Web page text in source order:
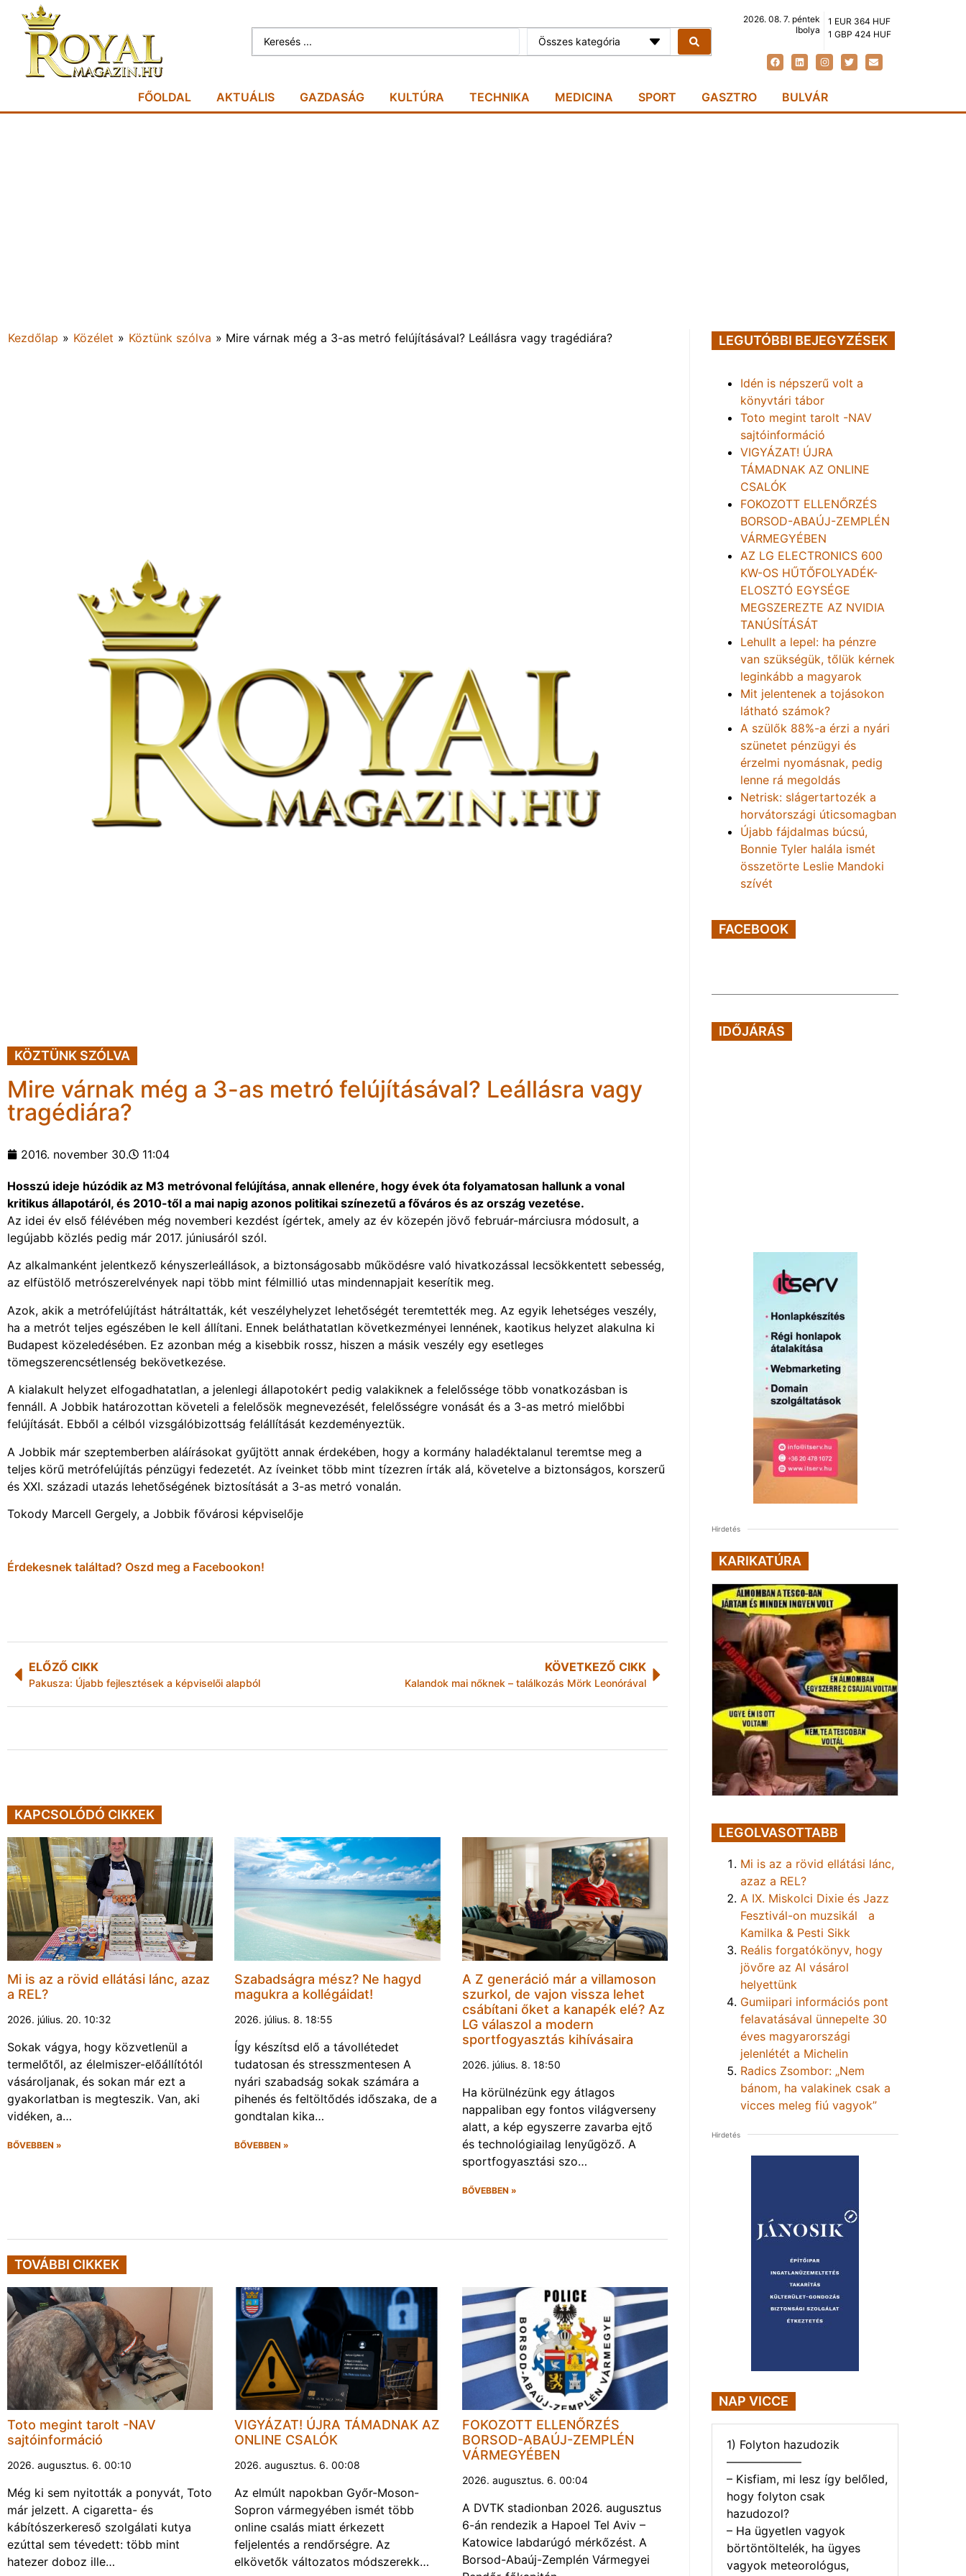
Összes kategória
2026. 08. 7. péntek
Ibolya
1 EUR 364 HUF
1 GBP 424 HUF
FŐOLDAL AKTUÁLIS GAZDASÁG KULTÚRA TECHNIKA MEDICINA SPORT GASZTRO BULVÁR
Kezdőlap » Közélet » Köztünk szólva » Mire várnak még a 3-as metró felújításával? Leállásra vagy tragédiára?
KÖZTÜNK SZÓLVA
Mire várnak még a 3-as metró felújításával? Leállásra vagy
tragédiára?
2016. november 30. 11:04
Hosszú ideje húzódik az M3 metróvonal felújítása, annak ellenére, hogy évek óta folyamatosan hallunk a vonal
kritikus állapotáról, és 2010-től a mai napig azonos politikai színezetű a főváros és az ország vezetése.
Az idei év első félévében még novemberi kezdést ígértek, amely az év közepén jövő február-márciusra módosult, a
legújabb közlés pedig már 2017. júniusáról szól.
Az alkalmanként jelentkező kényszerleállások, a biztonságosabb működésre való hivatkozással lecsökkentett sebesség,
az elfüstölő metrószerelvények napi több mint félmillió utas mindennapjait keserítik meg.
Azok, akik a metrófelújítást hátráltatták, két veszélyhelyzet lehetőségét teremtették meg. Az egyik lehetséges veszély,
ha a metrót teljes egészében le kell állítani. Ennek beláthatatlan következményei lennének, kaotikus helyzet alakulna ki
Budapest közeledésében. Ez azonban még a kisebbik rossz, hiszen a másik veszély egy esetleges
tömegszerencsétlenség bekövetkezése.
A kialakult helyzet elfogadhatatlan, a jelenlegi állapotokért pedig valakiknek a felelőssége több vonatkozásban is
fennáll. A Jobbik határozottan követeli a felelősök megnevezését, felelősségre vonását és a 3-as metró mielőbbi
felújítását. Ebből a célból vizsgálóbizottság felállítását kezdeményeztük.
A Jobbik már szeptemberben aláírásokat gyűjtött annak érdekében, hogy a kormány haladéktalanul teremtse meg a
teljes körű metrófelújítás pénzügyi fedezetét. Az íveinket több mint tízezren írták alá, követelve a biztonságos, korszerű
és XXI. századi utazás lehetőségének biztosítását a 3-as metró vonalán.
Tokody Marcell Gergely, a Jobbik fővárosi képviselője
Érdekesnek találtad? Oszd meg a Facebookon!
ELŐZŐ CIKK
Pakusza: Újabb fejlesztések a képviselői alapból
KÖVETKEZŐ CIKK
Kalandok mai nőknek – találkozás Mörk Leonórával
KAPCSOLÓDÓ CIKKEK
Mi is az a rövid ellátási lánc, azaz
a REL?
2026. július. 20. 10:32
Sokak vágya, hogy közvetlenül a
termelőtől, az élelmiszer-előállítótól
vásároljanak, és sokan már ezt a
gyakorlatban is megteszik. Van, aki
vidéken, a…
BŐVEBBEN »
Szabadságra mész? Ne hagyd
magukra a kollégáidat!
2026. július. 8. 18:55
Így készítsd elő a távollétedet
tudatosan és stresszmentesen A
nyári szabadság sokak számára a
pihenés és feltöltődés időszaka, de a
gondtalan kika…
BŐVEBBEN »
A Z generáció már a villamoson
szurkol, de vajon vissza lehet
csábítani őket a kanapék elé? Az
LG válaszol a modern
sportfogyasztás kihívásaira
2026. július. 8. 18:50
Ha körülnézünk egy átlagos
nappaliban egy fontos világverseny
alatt, a kép egyszerre zavarba ejtő
és technológiailag lenyűgöző. A
sportfogyasztási szo…
BŐVEBBEN »
TOVÁBBI CIKKEK
Toto megint tarolt -NAV
sajtóinformáció
2026. augusztus. 6. 00:10
Még ki sem nyitották a ponyvát, Toto
már jelzett. A cigaretta- és
kábítószerkereső szolgálati kutya
ezúttal sem tévedett: több mint
hatezer doboz ille…
VIGYÁZAT! ÚJRA TÁMADNAK AZ
ONLINE CSALÓK
2026. augusztus. 6. 00:08
Az elmúlt napokban Győr-Moson-
Sopron vármegyében ismét több
online csalás miatt érkezett
feljelentés a rendőrségre. Az
elkövetők változatos módszerekk…
FOKOZOTT ELLENŐRZÉS
BORSOD-ABAÚJ-ZEMPLÉN
VÁRMEGYÉBEN
2026. augusztus. 6. 00:04
A DVTK stadionban 2026. augusztus
6-án rendezik a Hapoel Tel Aviv –
Katowice labdarúgó mérkőzést. A
Borsod-Abaúj-Zemplén Vármegyei
LEGUTÓBBI BEJEGYZÉSEK
Idén is népszerű volt a
könyvtári tábor
Toto megint tarolt -NAV
sajtóinformáció
VIGYÁZAT! ÚJRA
TÁMADNAK AZ ONLINE
CSALÓK
FOKOZOTT ELLENŐRZÉS
BORSOD-ABAÚJ-ZEMPLÉN
VÁRMEGYÉBEN
AZ LG ELECTRONICS 600
KW-OS HŰTŐFOLYADÉK-
ELOSZTÓ EGYSÉGE
MEGSZEREZTE AZ NVIDIA
TANÚSÍTÁSÁT
Lehullt a lepel: ha pénzre
van szükségük, tőlük kérnek
leginkább a magyarok
Mit jelentenek a tojásokon
látható számok?
A szülők 88%-a érzi a nyári
szünetet pénzügyi és
érzelmi nyomásnak, pedig
lenne rá megoldás
Netrisk: slágertartozék a
horvátországi úticsomagban
Újabb fájdalmas búcsú,
Bonnie Tyler halála ismét
összetörte Leslie Mandoki
szívét
FACEBOOK
IDŐJÁRÁS
Hirdetés
KARIKATÚRA
LEGOLVASOTTABB
Mi is az a rövid ellátási lánc,
azaz a REL?
A IX. Miskolci Dixie és Jazz
Fesztivál-on muzsikál a
Kamilka & Pesti Sikk
Reális forgatókönyv, hogy
jövőre az AI vásárol
helyettünk
Gumiipari információs pont
felavatásával ünnepelte 30
éves magyarországi
jelenlétét a Michelin
Radics Zsombor: „Nem
bánom, ha valakinek csak a
vicces meleg fiú vagyok”
Hirdetés
NAP VICCE
1) Folyton hazudozik
——————–
– Kisfiam, mi lesz így belőled,
hogy folyton csak
hazudozol?
– Ha ügyetlen vagyok
börtöntöltelék, ha ügyes
vagyok meteorológus,